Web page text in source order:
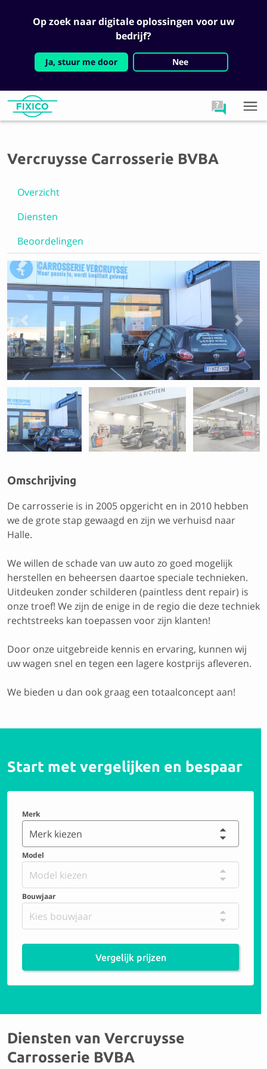
Op zoek naar digitale oplossingen voor uw
bedrijf?
Ja, stuur me door Nee
Vercruysse Carrosserie BVBA
Overzicht
Diensten
Beoordelingen
Previous Next
Omschrijving
De carrosserie is in 2005 opgericht en in 2010 hebben
we de grote stap gewaagd en zijn we verhuisd naar
Halle.
We willen de schade van uw auto zo goed mogelijk
herstellen en beheersen daartoe speciale technieken.
Uitdeuken zonder schilderen (paintless dent repair) is
onze troef! We zijn de enige in de regio die deze techniek
rechtstreeks kan toepassen voor zijn klanten!
Door onze uitgebreide kennis en ervaring, kunnen wij
uw wagen snel en tegen een lagere kostprijs afleveren.
We bieden u dan ook graag een totaalconcept aan!
Start met vergelijken en bespaar
Merk
Merk kiezen
Model
Model kiezen
Bouwjaar
Kies bouwjaar
Vergelijk prijzen
Diensten van Vercruysse
Carrosserie BVBA